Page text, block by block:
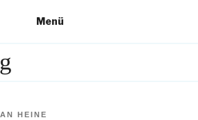
Menü
HEINE